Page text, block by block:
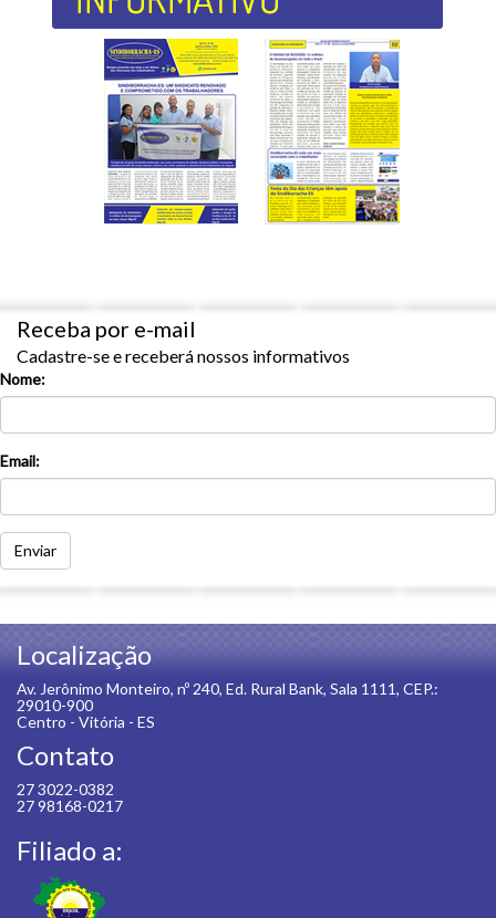
Receba por e-mail
Cadastre-se e receberá nossos informativos
Nome:
Email:
Enviar
Localização
Av. Jerônimo Monteiro, nº 240, Ed. Rural Bank, Sala 1111, CEP.:
29010-900
Centro - Vitória - ES
Contato
27 3022-0382
27 98168-0217
Filiado a: